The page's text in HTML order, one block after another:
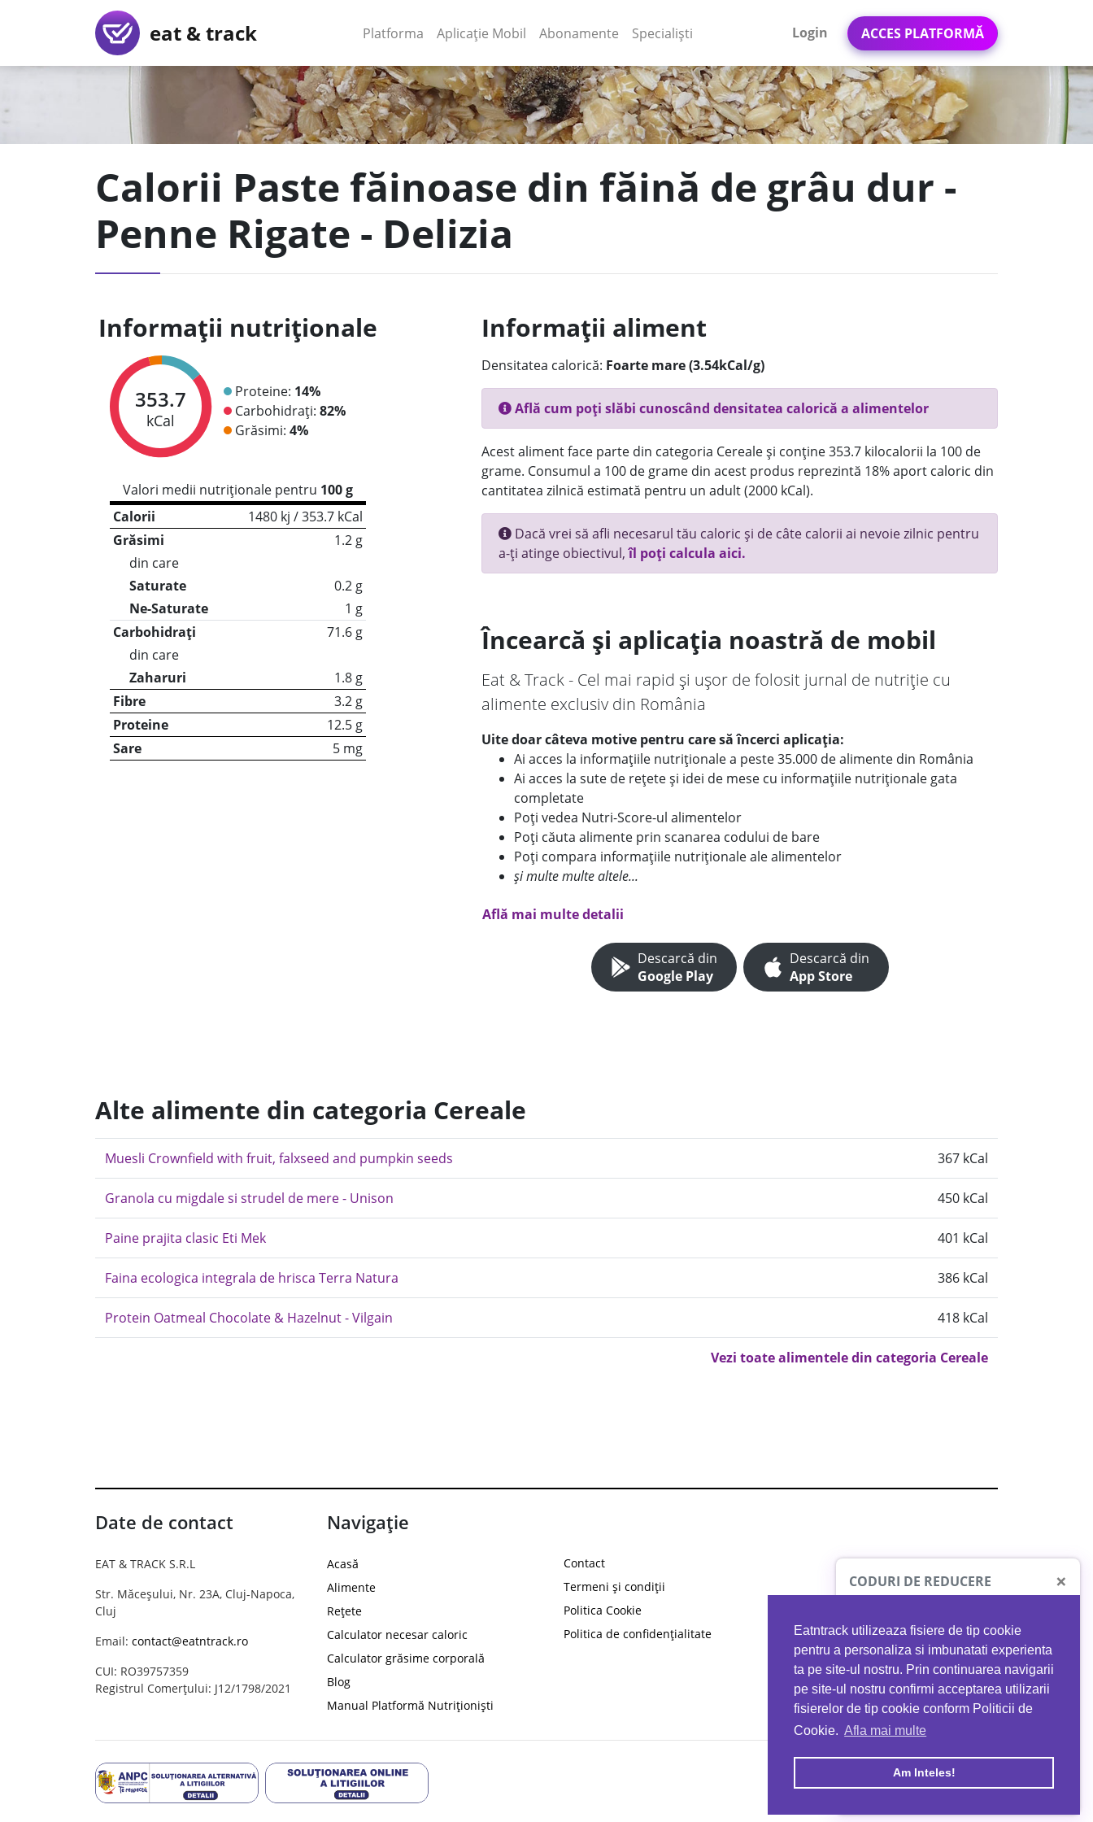
Eatntrack utilizeaza fisiere de tip cookie
pentru a personaliza si imbunatati experienta
ta pe site-ul nostru. Prin continuarea navigarii
pe site-ul nostru confirmi acceptarea utilizarii
fisierelor de tip cookie conform Politicii de
Cookie. Afla mai multe
Am Inteles!
eat & track Platforma (current)
Aplicație Mobil (current)
Abonamente Specialiști Login ACCES PLATFORMĂ
Calorii Paste făinoase din făină de grâu dur -
Penne Rigate - Delizia
Informații nutriționale
353.7
kCal
Proteine: 14%
Carbohidrați: 82%
Grăsimi: 4%
Valori medii nutriționale pentru 100 g
Calorii
1480 kj / 353.7 kCal
Grăsimi
1.2 g
din care
Saturate
0.2 g
Ne-Saturate
1 g
Carbohidrați
71.6 g
din care
Zaharuri
1.8 g
Fibre
3.2 g
Proteine
12.5 g
Sare
5 mg
Informații aliment
Densitatea calorică: Foarte mare (3.54kCal/g)
Află cum poți slăbi cunoscând densitatea calorică a alimentelor
Acest aliment face parte din categoria Cereale și conține 353.7 kilocalorii la 100 de
grame. Consumul a 100 de grame din acest produs reprezintă 18% aport caloric din
cantitatea zilnică estimată pentru un adult (2000 kCal).
Dacă vrei să afli necesarul tău caloric și de câte calorii ai nevoie zilnic pentru
a-ți atinge obiectivul,îl poți calcula aici.
Încearcă și aplicația noastră de mobil
Eat & Track - Cel mai rapid și ușor de folosit jurnal de nutriție cu
alimente exclusiv din România
Uite doar câteva motive pentru care să încerci aplicația:
Ai acces la informațiile nutriționale a peste 35.000 de alimente din România
Ai acces la sute de rețete și idei de mese cu informațiile nutriționale gata
completate
Poți vedea Nutri-Score-ul alimentelor
Poți căuta alimente prin scanarea codului de bare
Poți compara informațiile nutriționale ale alimentelor
și multe multe altele...
Află mai multe detalii
Descarcă din
Google Play
Descarcă din
App Store
Alte alimente din categoria Cereale
Muesli Crownfield with fruit, falxseed and pumpkin seeds 367 kCal
Granola cu migdale si strudel de mere - Unison 450 kCal
Paine prajita clasic Eti Mek 401 kCal
Faina ecologica integrala de hrisca Terra Natura 386 kCal
Protein Oatmeal Chocolate & Hazelnut - Vilgain 418 kCal
Vezi toate alimentele din categoria Cereale
Date de contact
EAT & TRACK S.R.L
Str. Măceșului, Nr. 23A, Cluj-Napoca,
Cluj
Email: contact@eatntrack.ro
CUI: RO39757359
Registrul Comerțului: J12/1798/2021
Navigație
Acasă
Alimente
Rețete
Calculator necesar caloric
Calculator grăsime corporală
Blog
Manual Platformă Nutriționiști
Contact
Termeni și condiții
Politica Cookie
Politica de confidențialitate
CODURI DE REDUCERE ×
PROTO41
reducere la orice comandă
EATNTRACK
MYPROTEIN
Ai40%reducere la orice comandă
folosind codul EATTRACK